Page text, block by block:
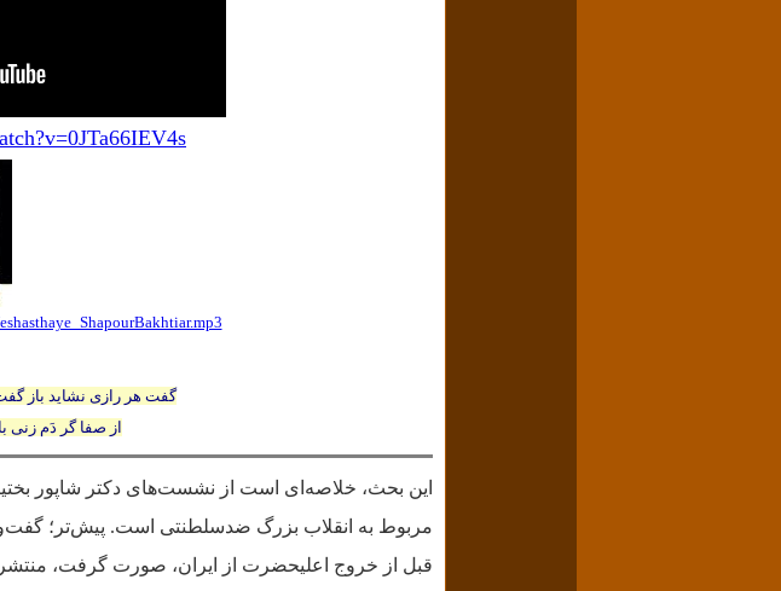
گفت هر رازی نشاید باز
از صفا گر دَم زنی با
قبل از خروج اعلیحضرت از ایران، صورت گرفت، منتشر